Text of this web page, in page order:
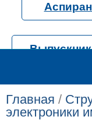
Главная /
электроники